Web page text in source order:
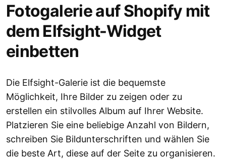
Fotogalerie auf Shopify mit
dem Elfsight-Widget
einbetten
Die Elfsight-Galerie ist die bequemste
Möglichkeit, Ihre Bilder zu zeigen oder zu
erstellen ein stilvolles Album auf Ihrer Website.
Platzieren Sie eine beliebige Anzahl von Bildern,
schreiben Sie Bildunterschriften und wählen Sie
die beste Art, diese auf der Seite zu organisieren.